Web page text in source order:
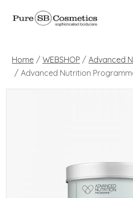
Home WEBSHOP
Advanced
Advanced Nutrition